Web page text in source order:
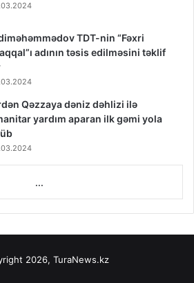
TDT-nin “Fəxri
adının təsis edilməsini təklif
Qəzzaya dəniz dəhlizi ilə
yardım aparan ilk gəmi yola
...
2026, TuraNews.kz